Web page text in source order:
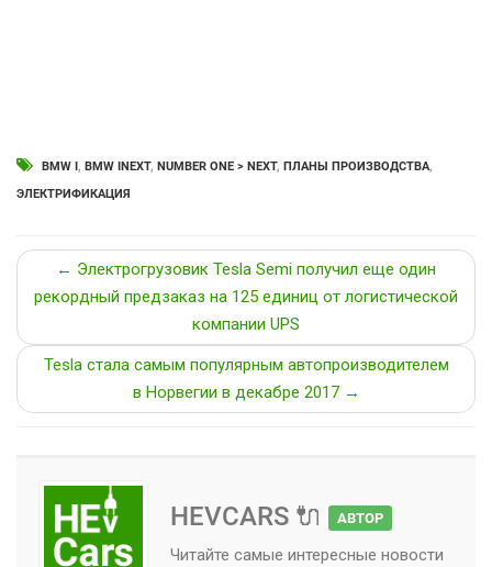
BMW I , BMW INEXT, NUMBER ONE > NEXT, ПЛАНЫ ПРОИЗВОДСТВА,
ЭЛЕКТРИФИКАЦИЯ
← Электрогрузовик Tesla Semi получил еще один
рекордный предзаказ на 125 единиц от логистической
компании UPS
Tesla стала самым популярным автопроизводителем
в Норвегии в декабре 2017 →
HEVCARS 🔌 АВТОР
Читайте самые интересные новости